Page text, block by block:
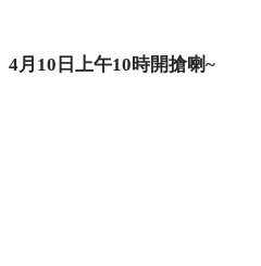
4月10日上午10時開搶喇~